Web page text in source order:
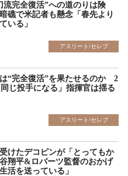
流完全復活”への道のりは険
礁で米記者も懸念「春先より
いる」
アスリート/セレブ
は“完全復活”を果たせるのか 2
じ投手になる」指揮官は揺る
アスリート/セレブ
けたデコピンが「とってもか
翔平&ロバーツ監督のおかげ
活を送っている」